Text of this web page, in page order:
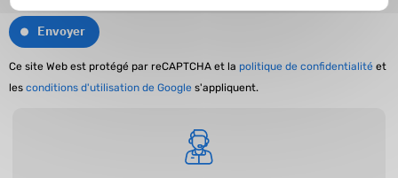
Envoyer
Ce site Web est protégé par reCAPTCHA et la politique de confidentialité et
les conditions d'utilisation de Google s'appliquent.